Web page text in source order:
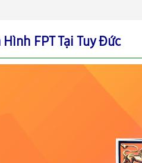
FPT Tại Tuy Đức